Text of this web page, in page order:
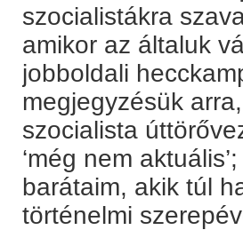
szocialistákra
amikor az általuk
jobboldali
megjegyzésük
szocialista
‘még nem
barátaim, akik túl
történelmi